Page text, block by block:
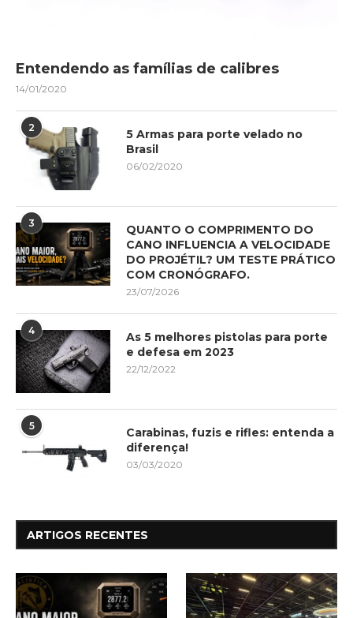
Entendendo as famílias de calibres
14/01/2020
2
5 Armas para porte velado no
Brasil
06/02/2020
3
QUANTO O COMPRIMENTO DO
CANO INFLUENCIA A VELOCIDADE
DO PROJÉTIL? UM TESTE PRÁTICO
COM CRONÓGRAFO.
23/07/2026
4
As 5 melhores pistolas para porte
e defesa em 2023
22/12/2022
5
Carabinas, fuzis e rifles: entenda a
diferença!
03/03/2020
ARTIGOS RECENTES